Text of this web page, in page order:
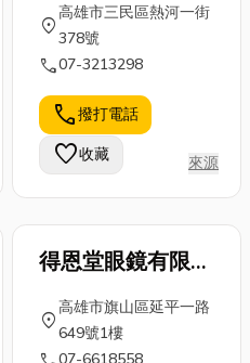
location_on
高雄市三民區熱河一街
378號
call07-3213298
call撥打電話
favorite收藏 來源
得恩堂眼鏡有限公
location_on
高雄市旗山區延平一路
649號1樓